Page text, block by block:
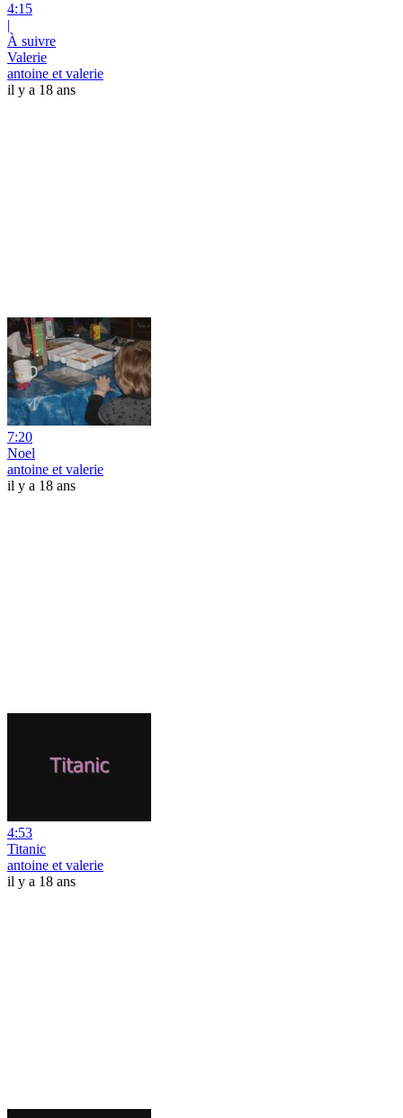
4:15
|
À suivre
Valerie
antoine et valerie
il y a 18 ans
7:20
Noel
antoine et valerie
il y a 18 ans
4:53
Titanic
antoine et valerie
il y a 18 ans